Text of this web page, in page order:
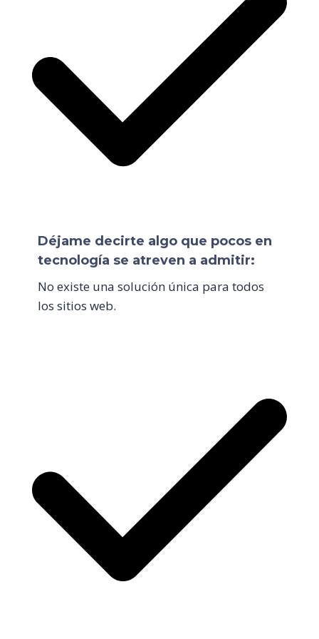
Déjame decirte algo que pocos en
tecnología se atreven a admitir:
No existe una solución única para todos
los sitios web.